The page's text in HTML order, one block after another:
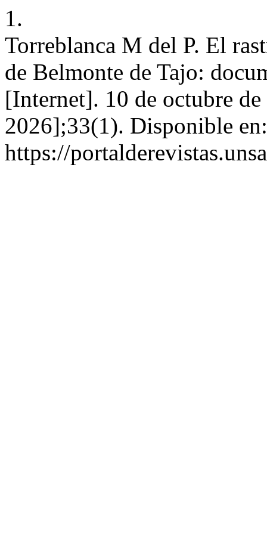
1.
Torreblanca M del P. El
de Belmonte de Tajo:
[Internet]. 10 de octubre
2026];33(1). Disponible en:
https://